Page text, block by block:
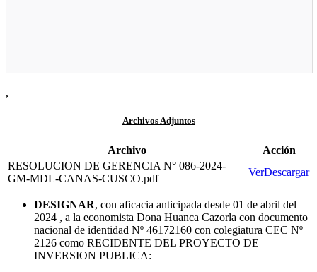
,
Archivos Adjuntos
Archivo
Acción
RESOLUCION DE GERENCIA N° 086-2024-
GM-MDL-CANAS-CUSCO.pdf
VerDescargar
DESIGNAR, con aficacia anticipada desde 01 de abril del
2024 , a la economista Dona Huanca Cazorla con documento
nacional de identidad Nº 46172160 con colegiatura CEC Nº
2126 como RECIDENTE DEL PROYECTO DE
INVERSION PUBLICA: